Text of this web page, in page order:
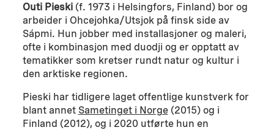
Outi Pieski(f. 1973 i Helsingfors, Finland) bor og
arbeider i Ohcejohka/Utsjok på finsk side av
Sápmi. Hun jobber med installasjoner og maleri,
ofte i kombinasjon med duodji og er opptatt av
tematikker som kretser rundt natur og kultur i
den arktiske regionen.
Pieski har tidligere laget offentlige kunstverk for
blant annet Sametinget i Norge(2015) og i
Finland (2012), og i 2020 utførte hun en